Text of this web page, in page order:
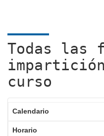
Todas las
curso